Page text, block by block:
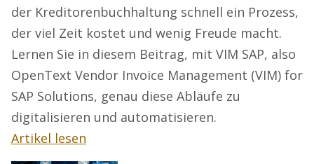
der Kreditorenbuchhaltung schnell ein Prozess,
der viel Zeit kostet und wenig Freude macht.
Lernen Sie in diesem Beitrag, mit VIM SAP, also
OpenText Vendor Invoice Management (VIM) for
SAP Solutions, genau diese Abläufe zu
digitalisieren und automatisieren.
Artikel lesen